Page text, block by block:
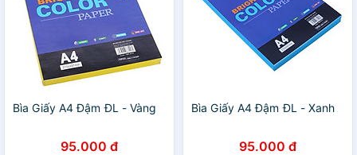
Bìa Giấy A4 Đậm ĐL - Vàng
95.000 đ
Bìa Giấy A4 Đậm ĐL - Xanh
95.000 đ